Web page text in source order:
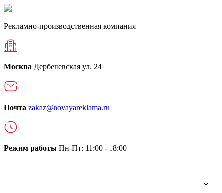
Рекламно-производственная компания
Москва Дербеневская ул. 24
Почта zakaz@novayareklama.ru
Режим работы Пн-Пт: 11:00 - 18:00